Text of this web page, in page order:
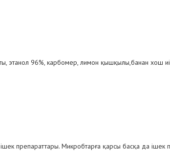
этанол 96%, карбомер, лимон қышқылы,банан хош
препараттары. Микробтарға қарсы басқа да ішек